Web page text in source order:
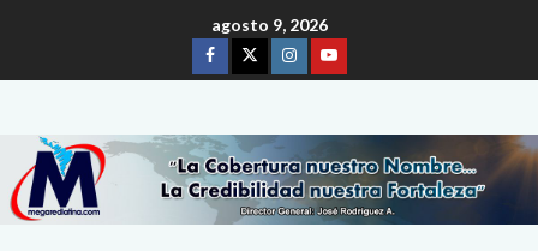
agosto 9, 2026